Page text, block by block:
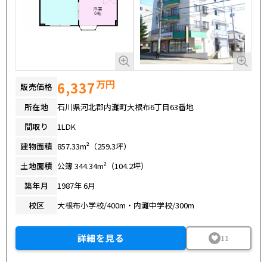
販売価格 6,337万円
所在地
石川県河北郡内灘町大根布6丁目63番地
間取り
1LDK
建物面積 857.33m²（259.3坪）
土地面積 公簿 344.34m²（104.2坪）
築年月
1987年 6月
校区
大根布小学校/400m・内灘中学校/300m
詳細を見る 11